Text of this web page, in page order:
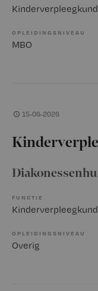
OPLEIDINGSNIVEAU
MBO
15-06-2026
FUNCTIE
OPLEIDINGSNIVEAU
Overig